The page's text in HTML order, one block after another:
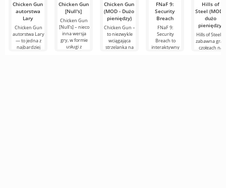
Chicken Gun
autorstwa
Lary
Chicken Gun
autorstwa Lary
— to jedna z
najbardziej
Chicken Gun
[Null's]
Chicken Gun
[Null's] – nieco
inna wersja
gry, w formie
usługi z
Chicken Gun
(MOD - Dużo
pieniędzy)
Chicken Gun –
to niezwykle
wciągająca
strzelanka na
FNaF 9:
Security
Breach
FNaF 9:
Security
Breach to
interaktywny
Hills of
Steel (MOD -
dużo
pieniędzy)
Hills of Steel to
zabawna gra o
czołgach na